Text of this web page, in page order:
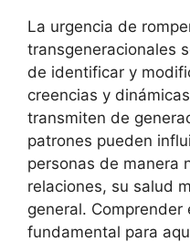
La urgencia de
transgeneracionales
de identificar y
creencias y
transmiten de
patrones pueden
personas de manera
relaciones, su salud
general. Comprender
fundamental para